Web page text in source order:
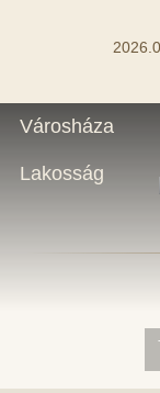
Városháza
Lakosság